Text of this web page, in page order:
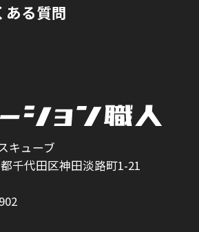
ある質問
キューブ
千代田区神田淡路町1-21